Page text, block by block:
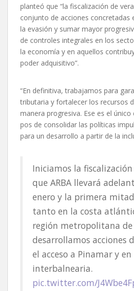
planteó que “la fiscalización de
conjunto de acciones concretadas
la evasión y sumar mayor
de controles integrales en los
la economía y en aquellos
poder adquisitivo”.
“En definitiva, trabajamos para
tributaria y fortalecer los recursos
manera progresiva. Ese es el
pos de consolidar las políticas
para un desarrollo a partir de la
Iniciamos la
que ARBA llevará
enero y la primera
tanto en la costa
región metropolitana de
desarrollamos acciones
el acceso a Pinamar y
interbalnearia.
pic.twitter.com/